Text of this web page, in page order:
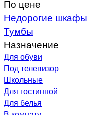
По цене
Недорогие шкафы
Тумбы
Назначение
Для обуви
Под телевизор
Школьные
Для гостинной
Для белья